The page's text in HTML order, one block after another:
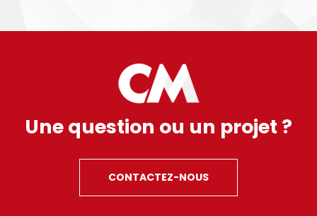
Une question ou un projet ?
CONTACTEZ-NOUS